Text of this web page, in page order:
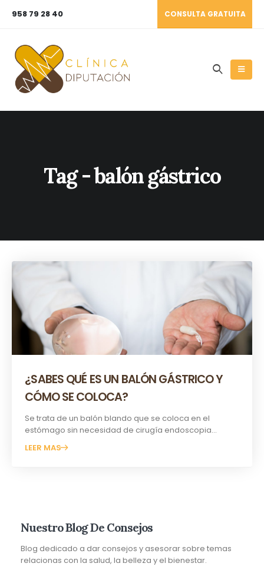
958 79 28 40 CONSULTA GRATUITA
Tag - balón gástrico
¿SABES QUÉ ES UN BALÓN GÁSTRICO Y
CÓMO SE COLOCA?
Se trata de un balón blando que se coloca en el
estómago sin necesidad de cirugía endoscopia...
LEER MAS
Nuestro Blog De Consejos
Blog dedicado a dar consejos y asesorar sobre temas
relacionas con la salud, la belleza y el bienestar.